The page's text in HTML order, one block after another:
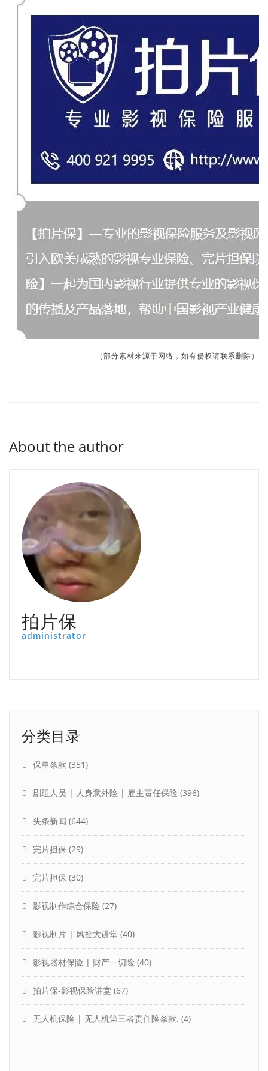
（部分素材来源于网络，如有侵权请联系删除）
About the author
拍片保
administrator
分类目录
保单条款 (351)
剧组人员 | 人身意外险 | 雇主责任保险 (396)
头条新闻 (644)
完片担保 (29)
完片担保 (30)
影视制作综合保险 (27)
影视制片 | 风控大讲堂 (40)
影视器材保险 | 财产一切险 (40)
拍片保-影视保险讲堂 (67)
无人机保险 | 无人机第三者责任险条款. (4)